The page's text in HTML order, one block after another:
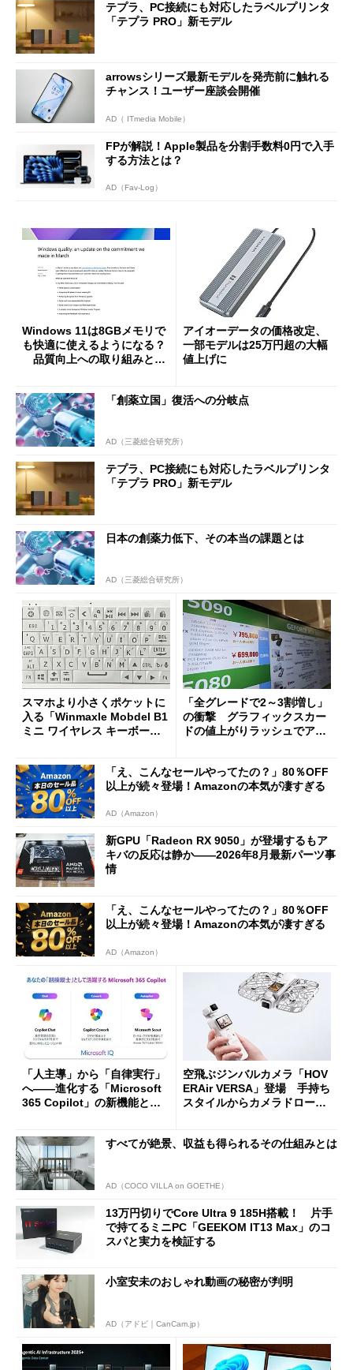
テプラ、PC接続にも対応したラベルプリンタ
「テプラ PRO」新モデル
arrowsシリーズ最新モデルを発売前に触れる
チャンス！ユーザー座談会開催
AD（ ITmedia Mobile）
FPが解説！Apple製品を分割手数料0円で入手
する方法とは？
AD（Fav-Log）
Windows 11は8GBメモリで
も快適に使えるようになる？
品質向上への取り組みと
アイオーデータの価格改定、
一部モデルは25万円超の大幅
値上げに
「創薬立国」復活への分岐点
AD（三菱総合研究所）
テプラ、PC接続にも対応したラベルプリンタ
「テプラ PRO」新モデル
日本の創薬力低下、その本当の課題とは
AD（三菱総合研究所）
スマホより小さくポケットに
入る「Winmaxle Mobdel B1
ミニ ワイヤレス キーボー
「全グレードで2～3割増し」
の衝撃 グラフィックスカー
ドの値上がりラッシュでアキ
「え、こんなセールやってたの？」80％OFF
以上が続々登場！Amazonの本気が凄すぎる
AD（Amazon）
新GPU「Radeon RX 9050」が登場するもア
キバの反応は静か――2026年8月最新パーツ事
情
「え、こんなセールやってたの？」80％OFF
以上が続々登場！Amazonの本気が凄すぎる
AD（Amazon）
「人主導」から「自律実行」
へ――進化する「Microsoft
365 Copilot」の新機能とエ
空飛ぶジンバルカメラ「HOV
ERAir VERSA」登場 手持ち
スタイルからカメラドローン
すべてが絶景、収益も得られるその仕組みとは
AD（COCO VILLA on GOETHE）
13万円切りでCore Ultra 9 185H搭載！ 片手
で持てるミニPC「GEEKOM IT13 Max」のコ
スパと実力を検証する
小室安未のおしゃれ動画の秘密が判明
AD（アドビ｜CanCam.jp）